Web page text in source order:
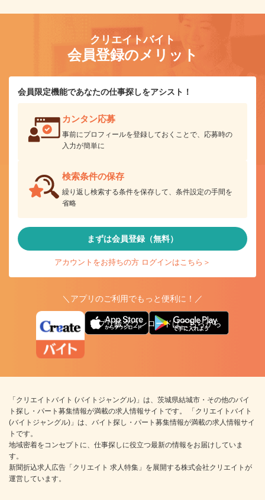
クリエイトバイト
会員登録のメリット
会員限定機能であなたの仕事探しをアシスト！
カンタン応募
事前にプロフィールを登録しておくことで、応募時の
入力が簡単に
検索条件の保存
繰り返し検索する条件を保存して、条件設定の手間を
省略
まずは会員登録（無料）
アカウントをお持ちの方 ログインはこちら＞
＼アプリのご利用でもっと便利に！／
アプリ版ダウンロードはこちらから
「クリエイトバイト (バイトジャングル)」は、茨城県結城市・その他のバイ
ト探し・パート募集情報が満載の求人情報サイトです。 「クリエイトバイト
(バイトジャングル)」は、バイト探し・パート募集情報が満載の求人情報サイ
トです。
地域密着をコンセプトに、仕事探しに役立つ最新の情報をお届けしていま
す。
新聞折込求人広告「クリエイト 求人特集」を展開する株式会社クリエイトが
運営しています。